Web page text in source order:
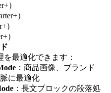
）
）
）
）
最適化できます：
：商品画像、ブランド
に最適化
：長文ブロックの段落処